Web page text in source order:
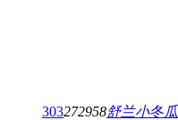
303272958舒兰小冬瓜